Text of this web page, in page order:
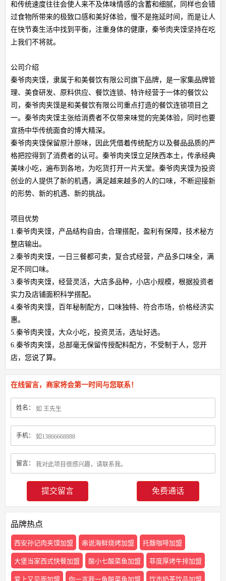
和传统速度往往会使人来不及体味情感的含蓄和细腻，同样也会错
过食物所带来的极致口感和美好体验，慢不是拖延时间，而是让人
在快节奏生活中找到平衡，注重身体的健康，秦爷肉夹馍坚持在吃
上我们不将就。
公司介绍
秦爷肉夹馍，隶属于和美餐饮有限公司旗下品牌，是一家集品牌管
理、美食研发、原料供应、餐饮连锁、特许经营于一体的餐饮公
司，秦爷肉夹馍是和美餐饮有限公司重点打造的餐饮连锁项目之
一。秦爷肉夹馍主张给消费者不仅带来味觉的完美体验，同时也要
宣扬中华传统面食的博大精深。
秦爷肉夹馍保留原汁原味，因此凭借着传统配方以及餐品品质的严
格把控得到了消费者的认可。秦爷肉夹馍立足陕西本土，传承经典
美味小吃，遍布到各地，为吃货打开一片天堂。秦爷肉夹馍为投资
创业的人提供了新的机遇，满足越来越多的人的口味，不断迎接新
的形势、新的机遇、新的挑战。
项目优势
1.秦爷肉夹馍，产品结构自由，合理搭配，盈利有保障，技术秘方
整店输出。
2.秦爷肉夹馍，一日三餐都可卖，复合式经营，产品多口味全，满
足不同口味。
3.秦爷肉夹馍，经营灵活，大店多品种，小店小规模，根据投资者
实力及店铺面积科学搭配。
4.秦爷肉夹馍，百年秘制配方，口味独特、符合市场，价格经济实
惠。
5.秦爷肉夹馍，大众小吃，投资灵活，选址好选。
6.秦爷肉夹馍，总部毫无保留传授配料配方，不受制于人，您开
店，您说了算。
在线留言，商家将会第一时间与您联系！
姓名：
手机：
留言：
免费通话
品牌热点
西安孙记肉夹馍加盟 串说海鲜烧烤加盟 托馥咖啡加盟
大堡当家西式快餐加盟 酸小七酸菜鱼加盟 菲度厚烤牛排加盟
爱上又见面加盟 你一言我一鱼酸菜鱼加盟 饮市奶茶饮品加盟